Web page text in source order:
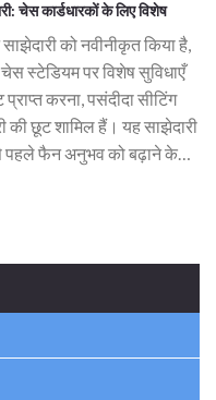
चेस कार्डधारकों के लिए विशेष
को नवीनीकृत किया है,
स्टेडियम पर विशेष सुविधाएँ
करना, पसंदीदा सीटिंग
की छूट शामिल हैं। यह साझेदारी
से पहले फैन अनुभव को बढ़ाने के